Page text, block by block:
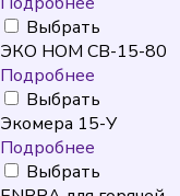
Выбрать
ЭКО НОМ СВ-15-80
Подробнее
Выбрать
Экомера 15-У
Подробнее
Выбрать